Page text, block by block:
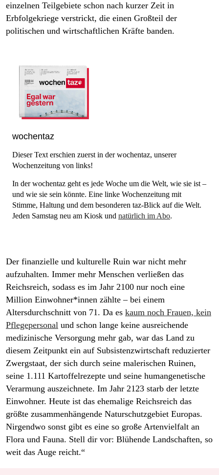
einzelnen Teilgebiete schon nach kurzer Zeit in
Erbfolgekriege verstrickt, die einen Großteil der
politischen und wirtschaftlichen Kräfte banden.
wochentaz
Dieser Text erschien zuerst in derwochentaz, unserer
Wochenzeitung von links!
In der wochentaz geht es jede Woche um die Welt, wie sie ist –
und wie sie sein könnte. Eine linke Wochenzeitung mit
Stimme, Haltung und dem besonderen taz-Blick auf die Welt.
Jeden Samstag neu am Kiosk und natürlich im Abo.
Der finanzielle und kulturelle Ruin war nicht mehr
aufzuhalten. Immer mehr Menschen verließen das
Reichsreich, sodass es im Jahr 2100 nur noch eine
Million Ein­woh­ne­r*in­nen zählte – bei einem
Altersdurchschnitt von 71. Da es kaum noch Frauen, kein
Pflegepersonal und schon lange keine ausreichende
medizinische Versorgung mehr gab, war das Land zu
diesem Zeitpunkt ein auf Subsistenzwirtschaft reduzierter
Zwergstaat, der sich durch seine malerischen Ruinen,
seine 1.111 Kartoffelrezepte und seine humangenetische
Verarmung auszeichnete. Im Jahr 2123 starb der letzte
Einwohner. Heute ist das ehemalige Reichsreich das
größte zusammenhängende Naturschutzgebiet Europas.
Nirgendwo sonst gibt es eine so große Artenvielfalt an
Flora und Fauna. Stell dir vor: Blühende Landschaften, so
weit das Auge reicht.“